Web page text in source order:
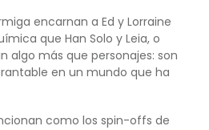
encarnan a Ed y Lorraine
que Han Solo y Leia, o
algo más que personajes: son
en un mundo que ha
como los spin-offs de